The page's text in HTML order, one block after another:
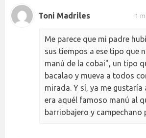
Toni Madriles 1
Me parece que mi padre
sus tiempos a ese tipo que
manú de la cobai", un tipo
bacalao y mueva a todos
mirada. Y sí, ya me gustaría
era aquél famoso manú al
barriobajero y campechano